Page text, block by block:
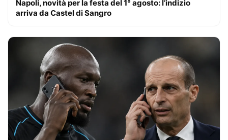
Napoli, novità per la festa del 1° agosto: l’indizio
arriva da Castel di Sangro